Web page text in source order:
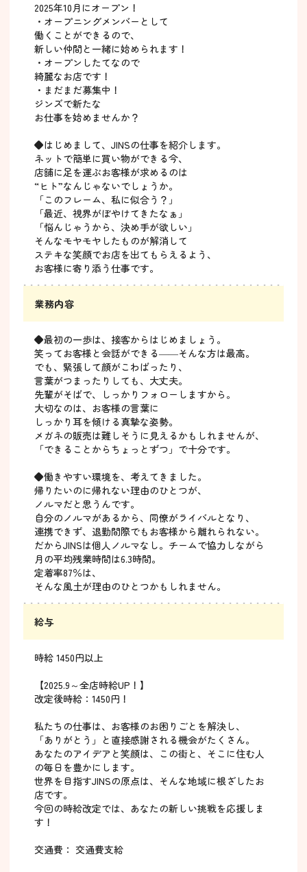
2025年10月にオープン！
・オープニングメンバーとして
働くことができるので、
新しい仲間と一緒に始められます！
・オープンしたてなので
綺麗なお店です！
・まだまだ募集中！
ジンズで新たな
お仕事を始めませんか？
◆はじめまして、JINSの仕事を紹介します。
ネットで簡単に買い物ができる今、
店舗に足を運ぶお客様が求めるのは
“ヒト”なんじゃないでしょうか。
「このフレーム、私に似合う？」
「最近、視界がぼやけてきたなぁ」
「悩んじゃうから、決め手が欲しい」
そんなモヤモヤしたものが解消して
ステキな笑顔でお店を出てもらえるよう、
お客様に寄り添う仕事です。
業務内容
◆最初の一歩は、接客からはじめましょう。
笑ってお客様と会話ができる――そんな方は最高。
でも、緊張して顔がこわばったり、
言葉がつまったりしても、大丈夫。
先輩がそばで、しっかりフォローしますから。
大切なのは、お客様の言葉に
しっかり耳を傾ける真摯な姿勢。
メガネの販売は難しそうに見えるかもしれませんが、
「できることからちょっとずつ」で十分です。
◆働きやすい環境を、考えてきました。
帰りたいのに帰れない理由のひとつが、
ノルマだと思うんです。
自分のノルマがあるから、同僚がライバルとなり、
連携できず、退勤間際でもお客様から離れられない。
だからJINSは個人ノルマなし。チームで協力しながら
月の平均残業時間は6.3時間。
定着率87％は、
そんな風土が理由のひとつかもしれません。
給与
時給 1450円以上
【2025.9～全店時給UP！】
改定後時給：1450円！
私たちの仕事は、お客様のお困りごとを解決し、
「ありがとう」と直接感謝される機会がたくさん。
あなたのアイデアと笑顔は、この街と、そこに住む人
の毎日を豊かにします。
世界を目指すJINSの原点は、そんな地域に根ざしたお
店です。
今回の時給改定では、あなたの新しい挑戦を応援しま
す！
交通費： 交通費支給